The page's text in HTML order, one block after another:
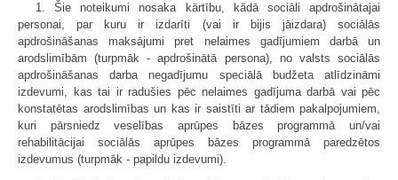
1. Šie noteikumi nosaka kārtību, kādā sociāli apdrošinātajai
personai, par kuru ir izdarīti (vai ir bijis jāizdara) sociālās
apdrošināšanas maksājumi pret nelaimes gadījumiem darbā un
arodslimībām (turpmāk - apdrošinātā persona), no valsts sociālās
apdrošināšanas darba negadījumu speciālā budžeta atlīdzināmi
izdevumi, kas tai ir radušies pēc nelaimes gadījuma darbā vai pēc
konstatētas arodslimības un kas ir saistīti ar tādiem pakalpojumiem,
kuri pārsniedz veselības aprūpes bāzes programmā un/vai
rehabilitācijai sociālās aprūpes bāzes programmā paredzētos
izdevumus (turpmāk - papildu izdevumi).